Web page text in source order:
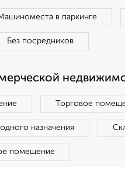
в паркинге
Без посредников
Торговое
назначения
помещение